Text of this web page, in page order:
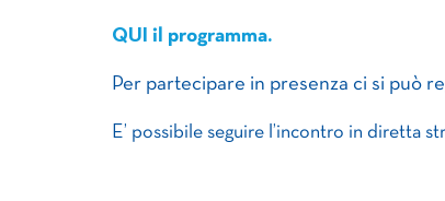
QUI il programma.
Per partecipare in presenza ci si può
E’ possibile seguire l’incontro in diretta